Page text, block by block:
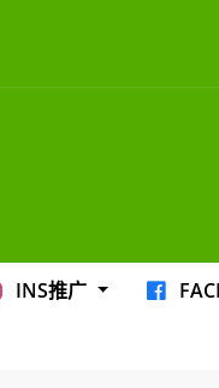
INS推广